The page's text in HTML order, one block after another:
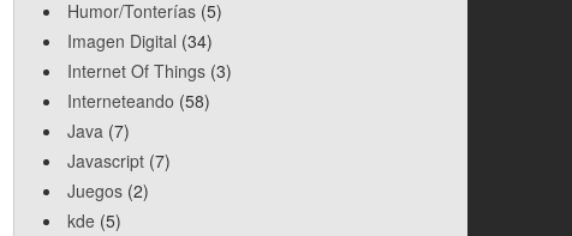
Humor/Tonterías (5)
Imagen Digital (34)
Internet Of Things (3)
Interneteando (58)
Java (7)
Javascript (7)
Juegos (2)
kde (5)